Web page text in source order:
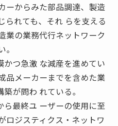
ーからみた部品調達、製造
られても、それ らを支える
業の業務代行ネットワーク
つ急激 な減産を進めてい
品メーカーまでを含めた業
が問わ れている。
最終ユ ーザーの使用に至
ロジスティクス・ネットワ